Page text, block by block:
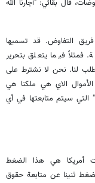
قال بقائي: "أجارنا الله
التفاوض. قد تسميها
فمثلاً فيما يتعلق بتحرير
لنا. نحن لا نشترط على
الأموال الاي هي ملكنا هي
سيتم متابعتها في أي
أمريكا هي هذا الضغط
ثنينا عن متابعة حقوق